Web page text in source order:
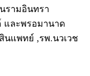
รามอินทรา
และพรอมานาด
นแพทย์ ,รพ.นวเวช